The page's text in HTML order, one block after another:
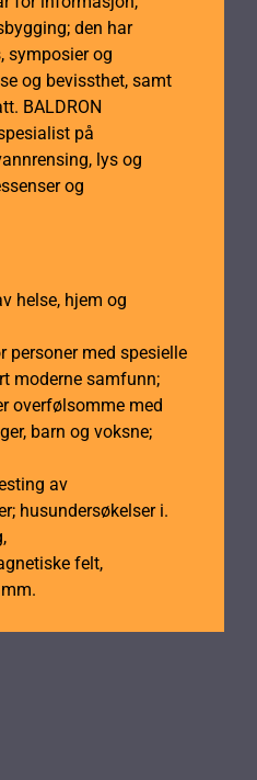
den har
symposier og
og bevissthet, samt
BALDRON
på
lys og
og
helse, hjem og
personer med spesielle
moderne samfunn;
overfølsomme med
barn og voksne;
av
husundersøkelser i.
felt,